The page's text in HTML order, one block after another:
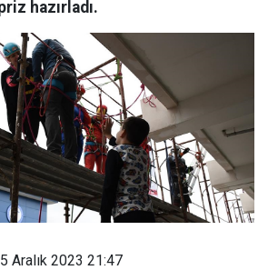
hazırladı.
Aralık 2023 21:47